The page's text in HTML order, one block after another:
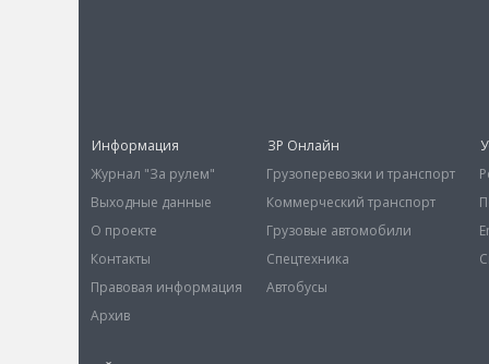
Информация
Журнал "За рулем"
Выходные данные
О проекте
Контакты
Правовая информация
Архив
ЗР Онлайн
Грузоперевозки и транспорт
Коммерческий транспорт
Грузовые автомобили
Спецтехника
Автобусы